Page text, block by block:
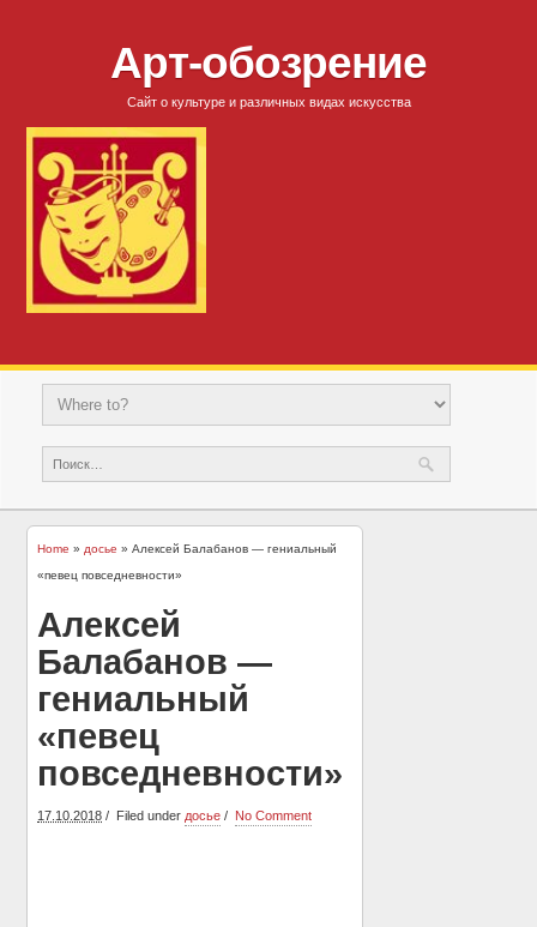
Арт-обозрение
Сайт о культуре и различных видах искусства
Home »досье » Алексей Балабанов — гениальный
«певец повседневности»
Алексей
Балабанов —
гениальный
«певец
повседневности»
17.10.2018 Filed under досье No Comment